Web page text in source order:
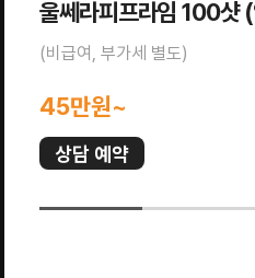
울쎄라피프라임 100샷
(비급여, 부가세 별도)
45만원~
상담 예약